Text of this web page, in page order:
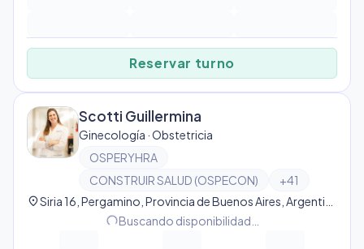
Reservar turno
Scotti Guillermina
Ginecología · Obstetricia
OSPERYHRA
CONSTRUIR SALUD (OSPECON)
+41
location_on
progress_activityBuscando disponibilidad…